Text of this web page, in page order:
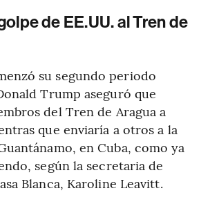
de EE.UU. al Tren de
su segundo periodo
Trump aseguró que
del Tren de Aragua a
que enviaría a otros a la
en Cuba, como ya
según la secretaria de
Blanca, Karoline Leavitt.